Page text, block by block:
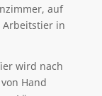
auf
Arbeitstier in
wird nach
Hand